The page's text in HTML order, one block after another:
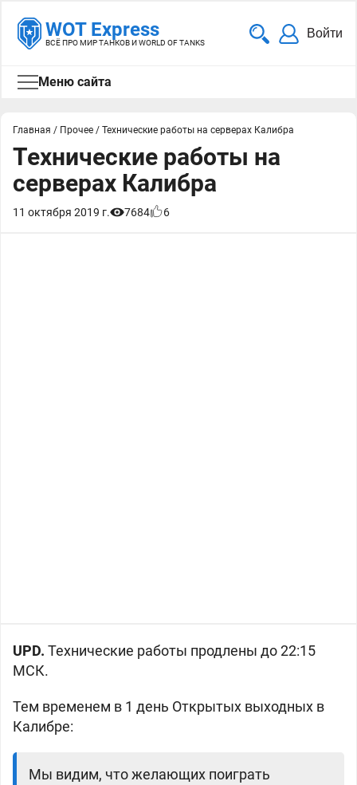
WOT Express
ВСЁ ПРО МИР ТАНКОВ И WORLD OF TANKS
Войти
Меню сайта
Главная / Прочее / Технические работы на серверах Калибра
Технические работы на
серверах Калибра
11 октября 2019 г. 7684 6
UPD. Технические работы продлены до 22:15
МСК.
Тем временем в 1 день Открытых выходных в
Калибре:
Мы видим, что желающих поиграть